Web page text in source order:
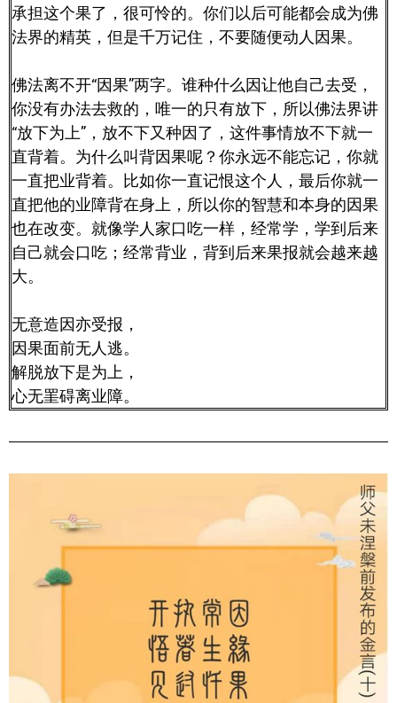
承担这个果了，很可怜的。你们以后可能都会成为佛
法界的精英，但是千万记住，不要随便动人因果。
佛法离不开“因果”两字。谁种什么因让他自己去受，
你没有办法去救的，唯一的只有放下，所以佛法界讲
“放下为上”，放不下又种因了，这件事情放不下就一
直背着。为什么叫背因果呢？你永远不能忘记，你就
一直把业背着。比如你一直记恨这个人，最后你就一
直把他的业障背在身上，所以你的智慧和本身的因果
也在改变。就像学人家口吃一样，经常学，学到后来
自己就会口吃；经常背业，背到后来果报就会越来越
大。
无意造因亦受报，
因果面前无人逃。
解脱放下是为上，
心无罣碍离业障。